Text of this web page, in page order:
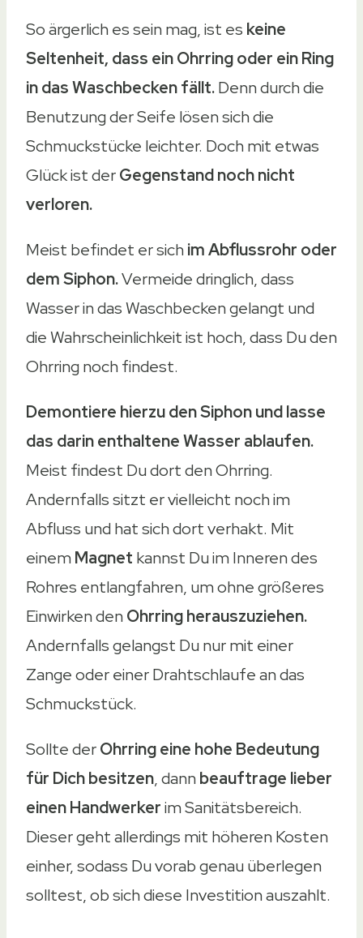
So ärgerlich es sein mag, ist es keine
Seltenheit, dass ein Ohrring oder ein Ring
in das Waschbecken fällt.Denn durch die
Benutzung der Seife lösen sich die
Schmuckstücke leichter. Doch mit etwas
Glück ist derGegenstand noch nicht
verloren.
Meist befindet er sichim Abflussrohr oder
dem Siphon.Vermeide dringlich, dass
Wasser in das Waschbecken gelangt und
die Wahrscheinlichkeit ist hoch, dass Du den
Ohrring noch findest.
Demontiere hierzu den Siphon und lasse
das darin enthaltene Wasser ablaufen.
Meist findest Du dort den Ohrring.
Andernfalls sitzt er vielleicht noch im
Abfluss und hat sich dort verhakt. Mit
einemMagnet kannst Du im Inneren des
Rohres entlangfahren, um ohne größeres
Einwirken denOhrring herauszuziehen.
Andernfalls gelangst Du nur mit einer
Zange oder einer Drahtschlaufe an das
Schmuckstück.
Sollte derOhrring eine hohe Bedeutung
für Dich besitzen, dannbeauftrage lieber
einen Handwerkerim Sanitätsbereich.
Dieser geht allerdings mit höheren Kosten
einher, sodass Du vorab genau überlegen
solltest, ob sich diese Investition auszahlt.